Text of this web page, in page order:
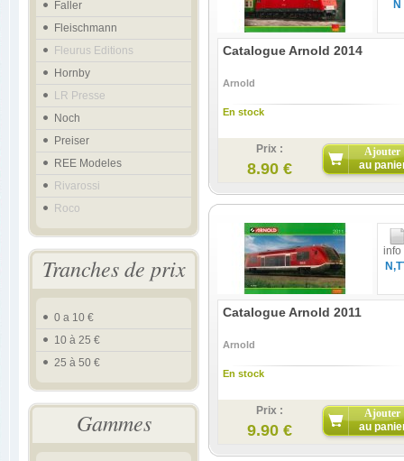
Faller
Fleischmann
Fleurus Editions
Hornby
LR Presse
Noch
Preiser
REE Modeles
Rivarossi
Roco
Tranches de prix
0 a 10 €
10 à 25 €
25 à 50 €
Gammes
N
Catalogue Arnold 2014
Arnold
En stock
Prix :
8.90 €
Ajouter
au
info
Catalogue Arnold 2011
Arnold
En stock
Prix :
9.90 €
Ajouter
au